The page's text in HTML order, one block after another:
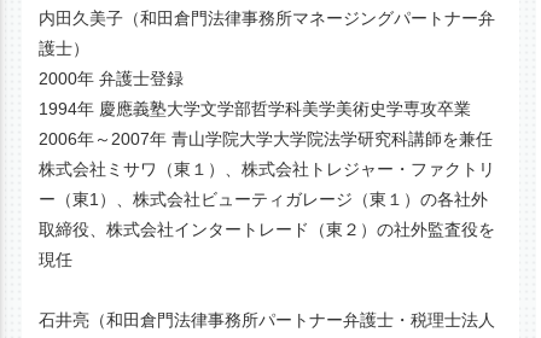
内田久美子（和田倉門法律事務所マネージングパートナー弁
護士）
2000年 弁護士登録
1994年 慶應義塾大学文学部哲学科美学美術史学専攻卒業
2006年～2007年 青山学院大学大学院法学研究科講師を兼任
株式会社ミサワ（東１）、株式会社トレジャー・ファクトリ
ー（東1）、株式会社ビューティガレージ（東１）の各社外
取締役、株式会社インタートレード（東２）の社外監査役を
現任
石井亮（和田倉門法律事務所パートナー弁護士・税理士法人